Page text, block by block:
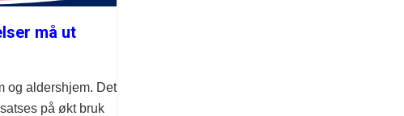
må ut
og aldershjem. Det
på økt bruk